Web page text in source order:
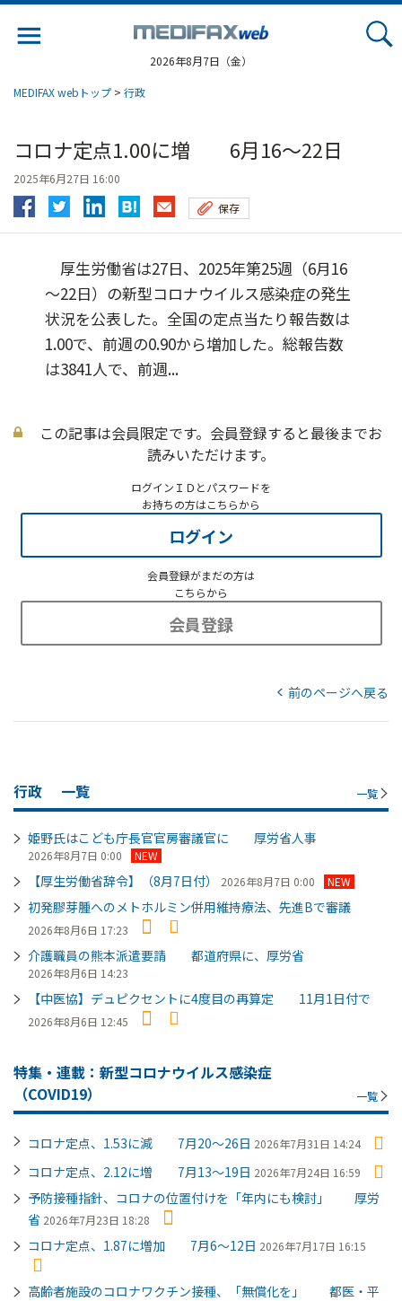
2026年8月7日（金）
MEDIFAX webトップ > 行政
コロナ定点1.00に増 6月16～22日
2025年6月27日 16:00
保存
厚生労働省は27日、2025年第25週（6月16
～22日）の新型コロナウイルス感染症の発生
状況を公表した。全国の定点当たり報告数は
1.00で、前週の0.90から増加した。総報告数
は3841人で、前週...
この記事は会員限定です。会員登録すると最後までお
読みいただけます。
ログインＩＤとパスワードを
お持ちの方はこちらから
ログイン
会員登録がまだの方は
こちらから
会員登録
前のページへ戻る
行政 一覧 一覧
姫野氏はこども庁長官官房審議官に 厚労省人事
2026年8月7日 0:00 NEW
【厚生労働省辞令】（8月7日付） 2026年8月7日 0:00 NEW
初発膠芽腫へのメトホルミン併用維持療法、先進Bで審議
2026年8月6日 17:23
介護職員の熊本派遣要請 都道府県に、厚労省
2026年8月6日 14:23
【中医協】デュピクセントに4度目の再算定 11月1日付で
2026年8月6日 12:45
特集・連載：新型コロナウイルス感染症
（COVID19）
一覧
コロナ定点、1.53に減 7月20～26日 2026年7月31日 14:24
コロナ定点、2.12に増 7月13～19日 2026年7月24日 16:59
予防接種指針、コロナの位置付けを「年内にも検討」 厚労
省 2026年7月23日 18:28
コロナ定点、1.87に増加 7月6～12日 2026年7月17日 16:15
高齢者施設のコロナワクチン接種、「無償化を」 都医・平